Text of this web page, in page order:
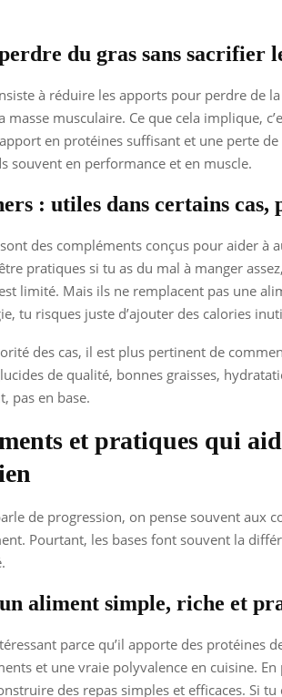
du gras sans sacrifier
à réduire les apports pour perdre de
masse musculaire. Ce que cela implique,
en protéines suffisant et une perte
souvent en performance et en muscle.
: utiles dans certains cas,
des compléments conçus pour aider à
pratiques si tu as du mal à manger
limité. Mais ils ne remplacent pas une
tu risques juste d’ajouter des calories
des cas, il est plus pertinent de
de qualité, bonnes graisses,
pas en base.
et pratiques qui
de progression, on pense souvent aux
Pourtant, les bases font souvent la
aliment simple, riche et
parce qu’il apporte des protéines
et une vraie polyvalence en cuisine.
des repas simples et efficaces. Si